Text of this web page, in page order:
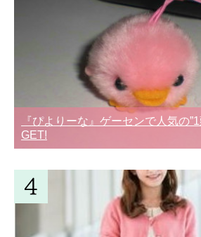
『ぴよりーな』ゲーセンで人気の
GET!